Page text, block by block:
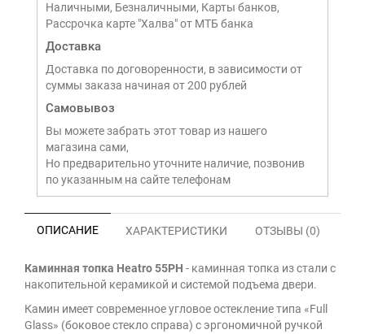
Наличными, Безналичными, Карты банков,
Рассрочка карте "Халва" от МТБ банка
Доставка
Доставка по договоренности, в зависимости от
суммы заказа начиная от 200 рублей
Самовывоз
Вы можете забрать этот товар из нашего
магазина сами,
Но предварительно уточните наличие, позвонив
по указанным на сайте телефонам
ОПИСАНИЕ ХАРАКТЕРИСТИКИ ОТЗЫВЫ (0)
Каминная топка Heatro 55PH - каминная топка из стали с
накопительной керамикой и системой подъема двери.
Камин имеет современное угловое остекление типа «Full
Glass» (боковое стекло справа) с эргономичной ручкой